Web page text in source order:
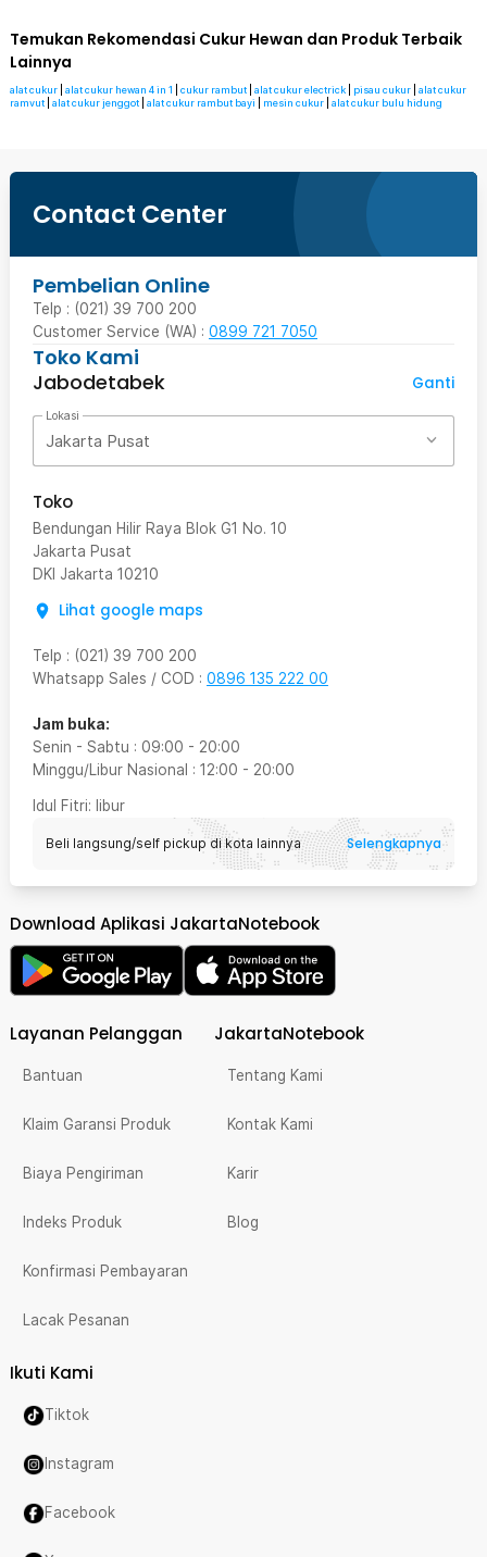
Temukan Rekomendasi Cukur Hewan dan Produk Terbaik
Lainnya
alat cukur alat cukur hewan 4 in 1 cukur rambut alat cukur electrick pisau cukur
alat cukur
ramvut
alat cukur jenggot alat cukur rambut bayi mesin cukur alat cukur bulu hidung
Contact Center
Pembelian Online
Telp : (021) 39 700 200
Customer Service (WA) : 0899 721 7050
Toko Kami
Jabodetabek
Ganti
Lokasi
Jakarta Pusat
Toko
Bendungan Hilir Raya Blok G1 No. 10
Jakarta Pusat
DKI Jakarta 10210
Lihat google maps
Telp : (021) 39 700 200
Whatsapp Sales / COD : 0896 135 222 00
Jam buka:
Senin - Sabtu : 09:00 - 20:00
Minggu/Libur Nasional : 12:00 - 20:00
Idul Fitri: libur
Beli langsung/self pickup di kota lainnya Selengkapnya
Download Aplikasi JakartaNotebook
Layanan Pelanggan
Bantuan
Klaim Garansi Produk
Biaya Pengiriman
Indeks Produk
Konfirmasi Pembayaran
Lacak Pesanan
JakartaNotebook
Tentang Kami
Kontak Kami
Karir
Blog
Ikuti Kami
Tiktok
Instagram
Facebook